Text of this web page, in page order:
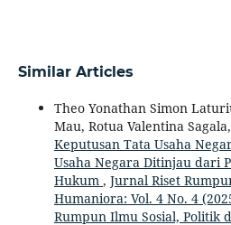
Similar Articles
Theo Yonathan Simon
Mau, Rotua Valentina Sagala,
Keputusan Tata Usaha
Usaha Negara Ditinjau dari
Hukum , Jurnal Riset
Humaniora: Vol. 4 No. 4
Rumpun Ilmu Sosial, Politik